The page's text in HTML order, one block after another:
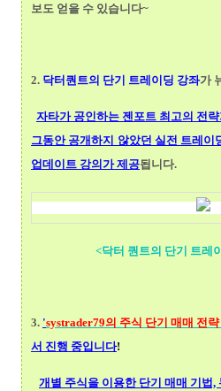
보도 얻을 수 있습니다~
2. 닥터퀀트의 단기 트레이딩 강좌가
자타가 공인하는 젠포트 최고의 전
그동안 공개하지 않았던 실전 트레이
업데이트 강의가 제공됩니다.
<닥터 퀀트의 단기 트레
3. 'systrader79의 주식 단기 매매 전
서 진행 중입니다!
개별 주식을 이용한 단기 매매 기법